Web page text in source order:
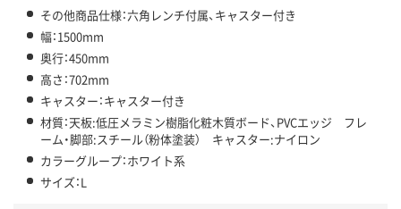
その他商品仕様：六角レンチ付属、キャスター付き
幅：1500mm
奥行：450mm
高さ：702mm
キャスター：キャスター付き
材質：天板:低圧メラミン樹脂化粧木質ボード、PVCエッジ フレ
ーム・脚部:スチール（粉体塗装） キャスター:ナイロン
カラーグループ：ホワイト系
サイズ：L